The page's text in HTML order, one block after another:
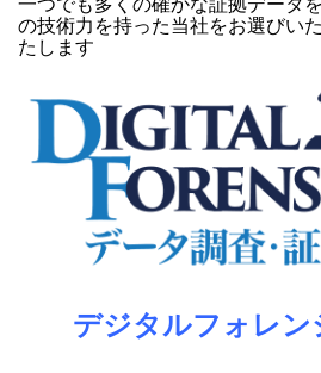
一つでも多くの確かな証拠データ
の技術力を持った当社をお選びい
たします
デジタルフォレン